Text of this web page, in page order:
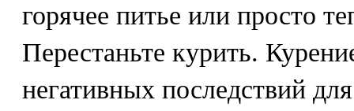
горячее питье или просто
Перестаньте курить.
негативных последствий